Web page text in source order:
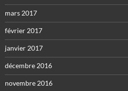
mars 2017
février 2017
janvier 2017
décembre 2016
novembre 2016